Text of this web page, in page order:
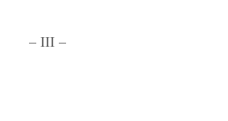
– III –